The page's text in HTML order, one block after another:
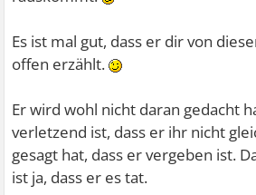
Es ist mal gut, dass er dir von
offen erzählt.
Er wird wohl nicht daran gedacht
verletzend ist, dass er ihr nicht
gesagt hat, dass er vergeben ist.
ist ja, dass er es tat.